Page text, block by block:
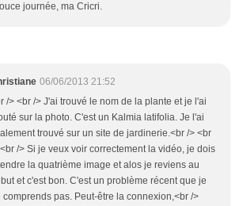
journée, ma Cricri.
06/06/2013 21:52
/> <br /> J'ai trouvé le nom de la plante et je l'ai
sur la photo. C'est un Kalmia latifolia. Je l'ai
trouvé sur un site de jardinerie.<br /> <br
/> Si je veux voir correctement la vidéo, je dois
la quatrième image et alos je reviens au
et c'est bon. C'est un problème récent que je
comprends pas. Peut-être la connexion,<br />